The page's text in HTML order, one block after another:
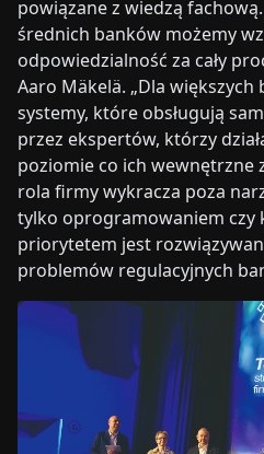
powiązane z wiedzą
średnich banków możemy
odpowiedzialność za cały
Aaro Mäkelä. „Dla
systemy, które obsługują
przez ekspertów, którzy
poziomie co ich wewnętrzne
rola firmy wykracza poza
tylko oprogramowaniem czy
priorytetem jest
problemów regulacyjnych